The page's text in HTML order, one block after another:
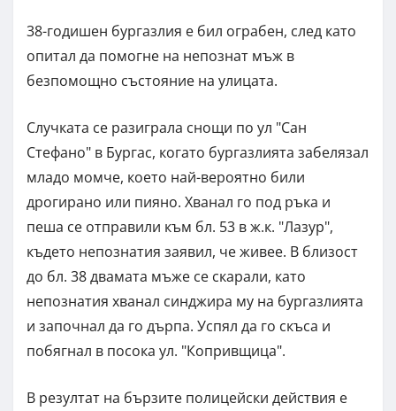
38-годишен бургазлия е бил ограбен, след като
опитал да помогне на непознат мъж в
безпомощно състояние на улицата.
Случката се разиграла снощи по ул "Сан
Стефано" в Бургас, когато бургазлията забелязал
младо момче, което най-вероятно били
дрогирано или пияно. Хванал го под ръка и
пеша се отправили към бл. 53 в ж.к. "Лазур",
където непознатия заявил, че живее. В близост
до бл. 38 двамата мъже се скарали, като
непознатия хванал синджира му на бургазлията
и започнал да го дърпа. Успял да го скъса и
побягнал в посока ул. "Копривщица".
В резултат на бързите полицейски действия е